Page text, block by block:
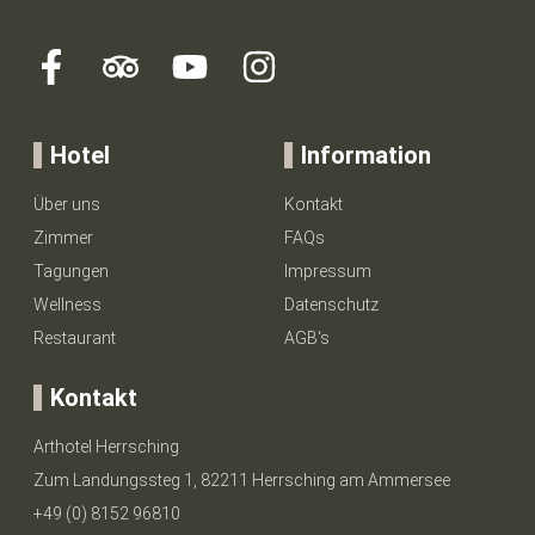
Hotel
Über uns
Zimmer
Tagungen
Wellness
Restaurant
Information
Kontakt
FAQs
Impressum
Datenschutz
AGB's
Kontakt
Arthotel Herrsching
Zum Landungssteg 1, 82211 Herrsching am Ammersee
+49 (0) 8152 96810